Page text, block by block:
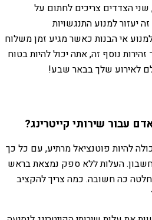
הצדדים צריכים לחתום על
יעזור למנוע התנגשויות
אי הבנות כאשר מגיע זמן משלוח
נוסף זה, אתה יכול להיות בטוח
לאירוע שלך בבאר שבע!
עבור שירותי קייטרינג?
להיות פוטנציאל מרתיע, עם כל כך
העלות ללא ספק נמצאת בראש
כה חשובה. כמה צריך להקציב